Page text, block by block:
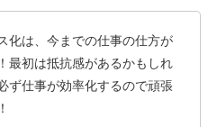
化は、今までの仕事の仕方が
最初は抵抗感があるかもしれ
ず仕事が効率化するので頑張